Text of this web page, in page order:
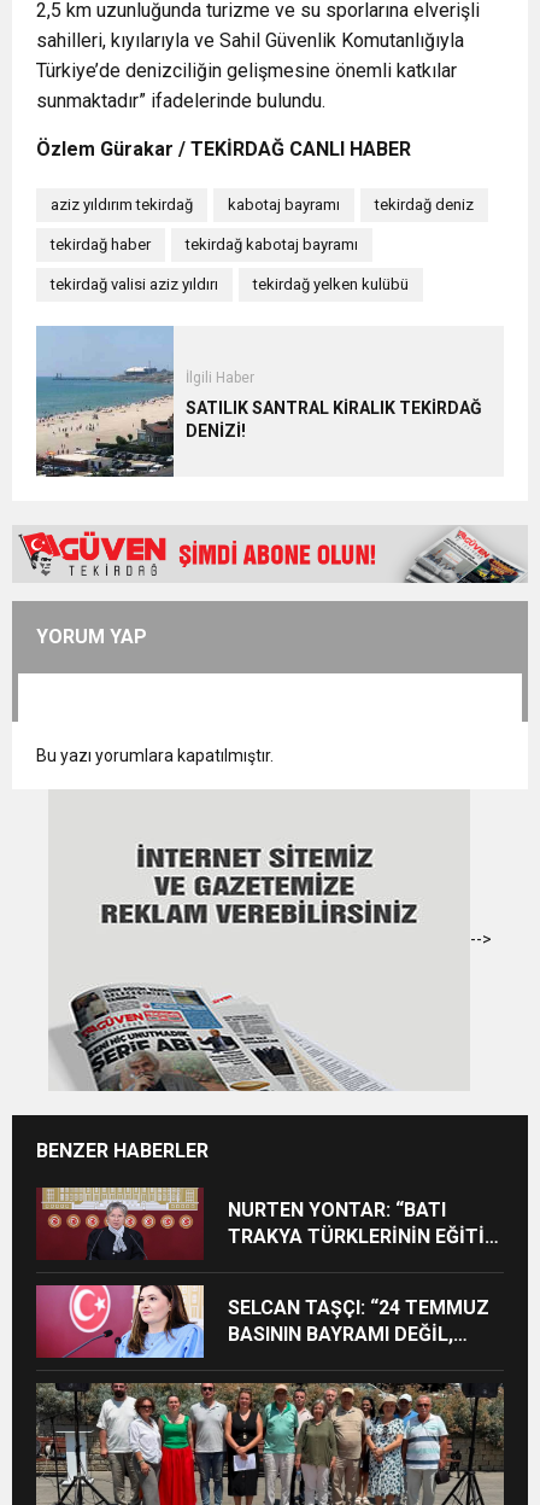
2,5 km uzunluğunda turizme ve su sporlarına elverişli
sahilleri, kıyılarıyla ve Sahil Güvenlik Komutanlığıyla
Türkiye’de denizciliğin gelişmesine önemli katkılar
sunmaktadır” ifadelerinde bulundu.
Özlem Gürakar / TEKİRDAĞ CANLI HABER
aziz yıldırım tekirdağ kabotaj bayramı tekirdağ deniz
tekirdağ haber tekirdağ kabotaj bayramı
tekirdağ valisi aziz yıldırı tekirdağ yelken kulübü
İlgili Haber
SATILIK SANTRAL KİRALIK TEKİRDAĞ
DENİZİ!
YORUM YAP
Bu yazı yorumlara kapatılmıştır.
-->
BENZER HABERLER
NURTEN YONTAR: “BATI
TRAKYA TÜRKLERİNİN EĞİTİM
SELCAN TAŞÇI: “24 TEMMUZ
BASININ BAYRAMI DEĞİL,